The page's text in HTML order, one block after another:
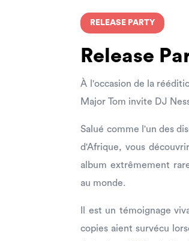
RELEASE PARTY
Release
À l'occasion de la
Major Tom invite DJ
Salué comme l'un des
d'Afrique, vous
album extrêmement
au monde.
Il est un témoignage
copies aient survécu